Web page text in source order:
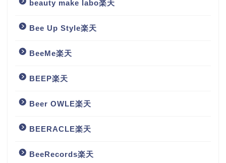
beauty make labo楽天
Bee Up Style楽天
BeeMe楽天
BEEP楽天
Beer OWLE楽天
BEERACLE楽天
BeeRecords楽天